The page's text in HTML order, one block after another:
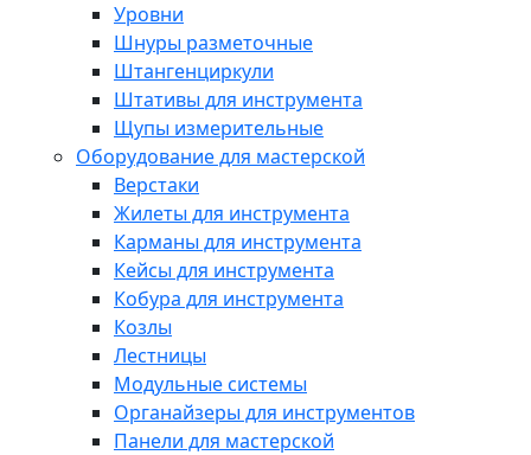
Уровни
Шнуры разметочные
Штангенциркули
Штативы для инструмента
Щупы измерительные
Оборудование для мастерской
Верстаки
Жилеты для инструмента
Карманы для инструмента
Кейсы для инструмента
Кобура для инструмента
Козлы
Лестницы
Модульные системы
Органайзеры для инструментов
Панели для мастерской